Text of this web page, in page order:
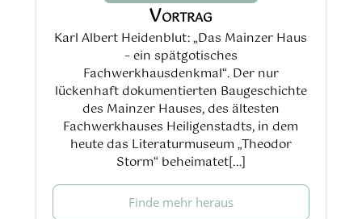
Vortrag
Karl Albert Heidenblut: „Das Mainzer Haus
– ein spätgotisches
Fachwerkhausdenkmal“. Der nur
lückenhaft dokumentierten Baugeschichte
des Mainzer Hauses, des ältesten
Fachwerkhauses Heiligenstadts, in dem
heute das Literaturmuseum „Theodor
Storm“ beheimatet[...]
Finde mehr heraus